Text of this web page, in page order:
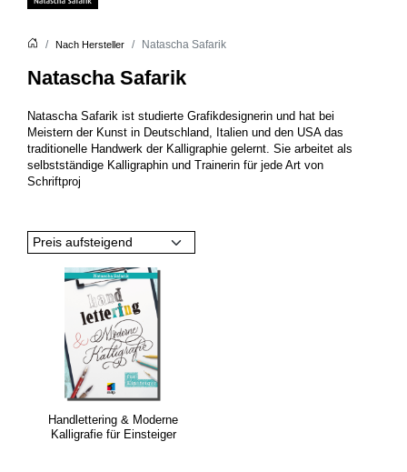
Nach Hersteller Natascha Safarik
Natascha Safarik
Natascha Safarik ist studierte Grafikdesignerin und hat bei
Meistern der Kunst in Deutschland, Italien und den USA das
traditionelle Handwerk der Kalligraphie gelernt. Sie arbeitet als
selbstständige Kalligraphin und Trainerin für jede Art von
Schriftproj
Preis aufsteigend
Handlettering & Moderne
Kalligrafie für Einsteiger